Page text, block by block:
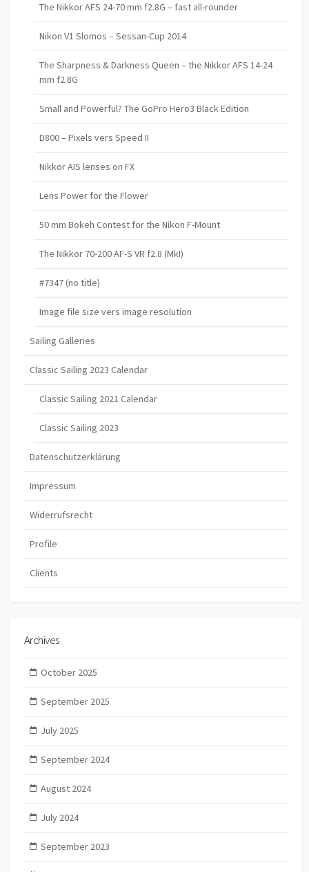
The Nikkor AFS 24-70 mm f2.8G – fast all-rounder
Nikon V1 Slomos – Sessan-Cup 2014
The Sharpness & Darkness Queen – the Nikkor AFS 14-24
mm f2.8G
Small and Powerful? The GoPro Hero3 Black Edition
D800 – Pixels vers Speed II
Nikkor AIS lenses on FX
Lens Power for the Flower
50 mm Bokeh Contest for the Nikon F-Mount
The Nikkor 70-200 AF-S VR f2.8 (MkI)
#7347 (no title)
Image file size vers image resolution
Sailing Galleries
Classic Sailing 2023 Calendar
Classic Sailing 2021 Calendar
Classic Sailing 2023
Datenschutzerklärung
Impressum
Widerrufsrecht
Profile
Clients
Archives
October 2025
September 2025
July 2025
September 2024
August 2024
July 2024
September 2023